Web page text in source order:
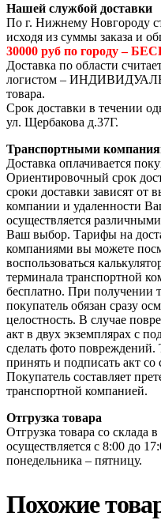
Нашей службой доставки
По г. Нижнему Новгороду
исходя из суммы заказа и
30000 руб по городу –
Доставка по области
логистом –
товара.
Срок доставки в течении
ул. Щербакова д.37Г.
Транспортными
Доставка оплачивается
Ориентировочный срок
сроки доставки зависят от
компании и удаленности
осуществляется
Ваш выбор. Тарифы на
компаниями вы можете
воспользоваться
терминала транспортной
бесплатно. При получении
покупатель обязан сразу
целостность. В случае
акт в двух экземплярах с
сделать фото
принять и подписать акт
Покупатель составляет
транспортной компанией.
Отгрузка товара
Отгрузка товара со склада
осуществляется с 8:00 до
понедельника – пятницу.
Похожие